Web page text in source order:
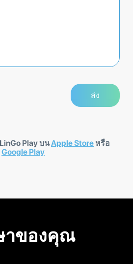
Play บนApple Store หรือ
Google Play
าของคุณ